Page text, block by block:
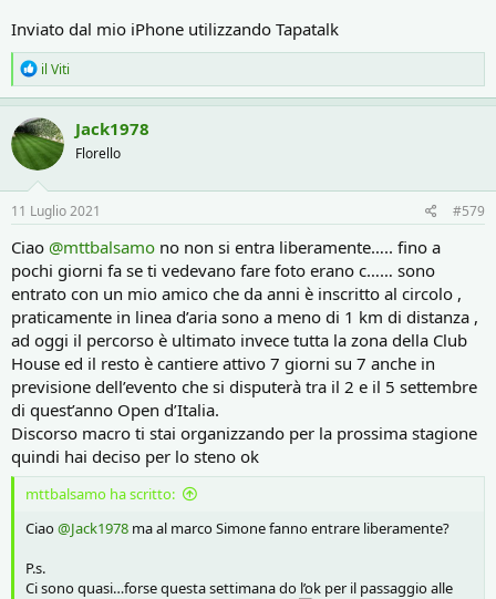
Inviato dal mio iPhone utilizzando Tapatalk
R
e
a
c
t
i
o
n
s
:
il Viti
Jack1978
Florello
11 Luglio 2021 #579
Ciao @mttbalsamo no non si entra liberamente….. fino a
pochi giorni fa se ti vedevano fare foto erano c…… sono
entrato con un mio amico che da anni è inscritto al circolo ,
praticamente in linea d’aria sono a meno di 1 km di distanza ,
ad oggi il percorso è ultimato invece tutta la zona della Club
House ed il resto è cantiere attivo 7 giorni su 7 anche in
previsione dell’evento che si disputerà tra il 2 e il 5 settembre
di quest’anno Open d’Italia.
Discorso macro ti stai organizzando per la prossima stagione
quindi hai deciso per lo steno ok
mttbalsamo ha scritto:
Ciao@Jack1978 ma al marco Simone fanno entrare liberamente?
P.s.
Ci sono quasi…forse questa settimana do l’ok per il passaggio alle